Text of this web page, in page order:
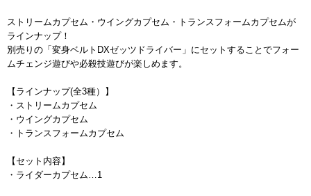
ストリームカプセム・ウイングカプセム・トランスフォームカプセムが
ラインナップ！
別売りの「変身ベルトDXゼッツドライバー」にセットすることでフォー
ムチェンジ遊びや必殺技遊びが楽しめます。
【ラインナップ(全3種）】
・ストリームカプセム
・ウイングカプセム
・トランスフォームカプセム
【セット内容】
・ライダーカプセム…1